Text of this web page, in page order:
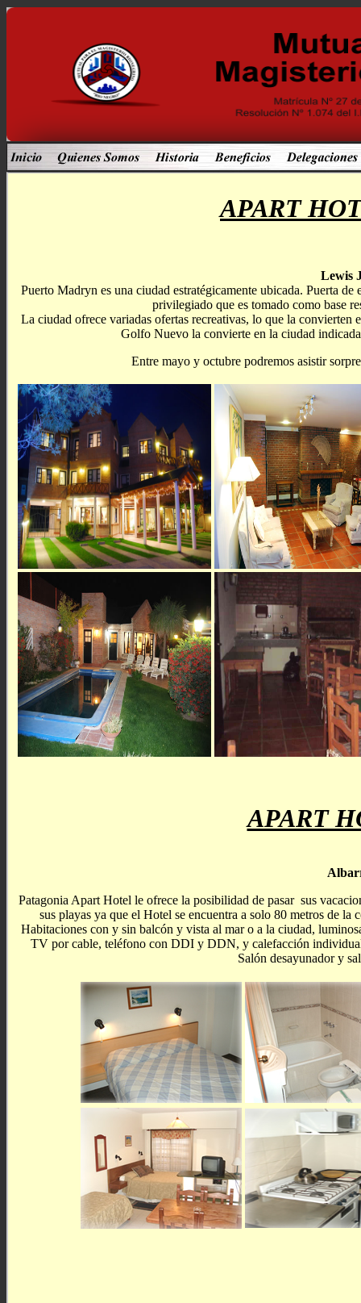
APART
Lewis
Puerto Madryn es una ciudad estratégicamente ubicada. Puerta
privilegiado que es tomado como base
La ciudad ofrece variadas ofertas recreativas, lo que la
Golfo Nuevo la convierte en la ciudad
Entre mayo y octubre podremos asistir
APART
Patagonia Apart Hotel le ofrece la posibilidad de pasar sus
sus playas ya que el Hotel se encuentra a solo 80 metros de
Habitaciones con y sin balcón y vista al mar o a la ciudad,
TV por cable, teléfono con DDI y DDN, y calefacción
Salón desayunador y